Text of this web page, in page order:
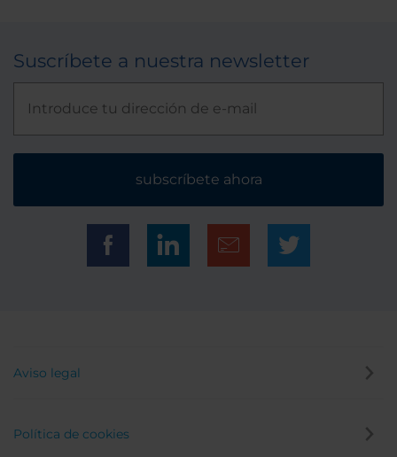
Suscríbete a nuestra newsletter
subscríbete ahora
Aviso legal
Política de cookies